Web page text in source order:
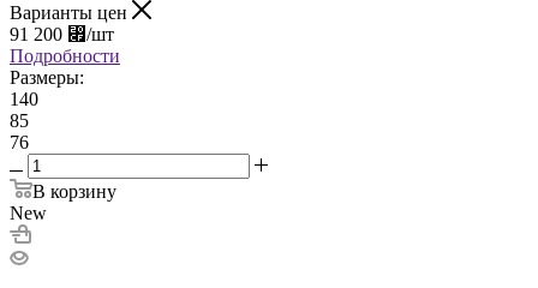
Варианты цен
91 200 ⃏/шт
Подробности
Размеры:
140
85
76
В корзину
New